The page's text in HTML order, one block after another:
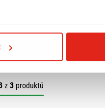
z 3produktů